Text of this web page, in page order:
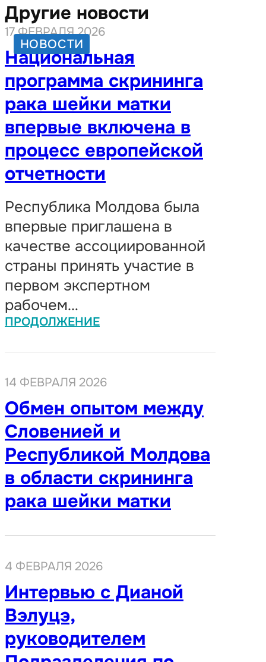
Другие новости
НОВОСТИ
17 ФЕВРАЛЯ 2026
Национальная
программа скрининга
рака шейки матки
впервые включена в
процесс европейской
отчетности
Республика Молдова была
впервые приглашена в
качестве ассоциированной
страны принять участие в
первом экспертном
рабочем…
ПРОДОЛЖЕНИЕ
14 ФЕВРАЛЯ 2026
Обмен опытом между
Словенией и
Республикой Молдова
в области скрининга
рака шейки матки
4 ФЕВРАЛЯ 2026
Интервью с Дианой
Вэлуцэ,
руководителем